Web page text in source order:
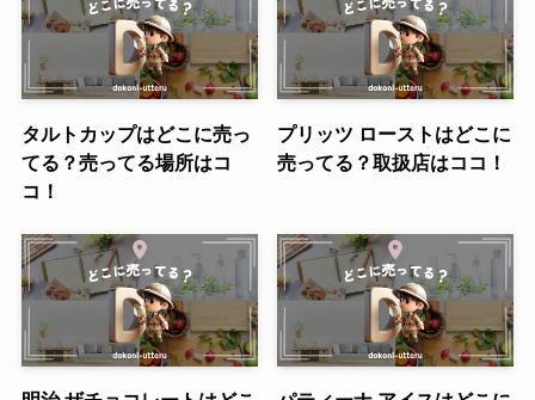
タルトカップはどこに売っ
てる？売ってる場所はコ
コ！
プリッツ ローストはどこに
売ってる？取扱店はココ！